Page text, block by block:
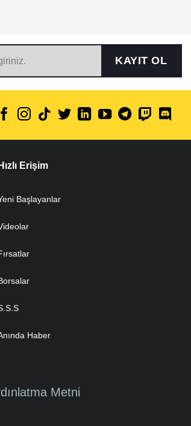
KAYIT OL
Hızlı Erişim
Başlayanlar
Haber
Metni